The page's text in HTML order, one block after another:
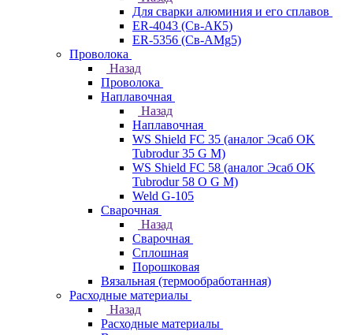
Для сварки алюминия и его сплавов
ER-4043 (Св-АК5)
ER-5356 (Св-АМg5)
Проволока
Назад
Проволока
Наплавочная
Назад
Наплавочная
WS Shield FC 35 (аналог Эсаб OK
Tubrodur 35 G M)
WS Shield FC 58 (аналог Эсаб OK
Tubrodur 58 O G M)
Weld G-105
Сварочная
Назад
Сварочная
Сплошная
Порошковая
Вязальная (термообработанная)
Расходные материалы
Назад
Расходные материалы